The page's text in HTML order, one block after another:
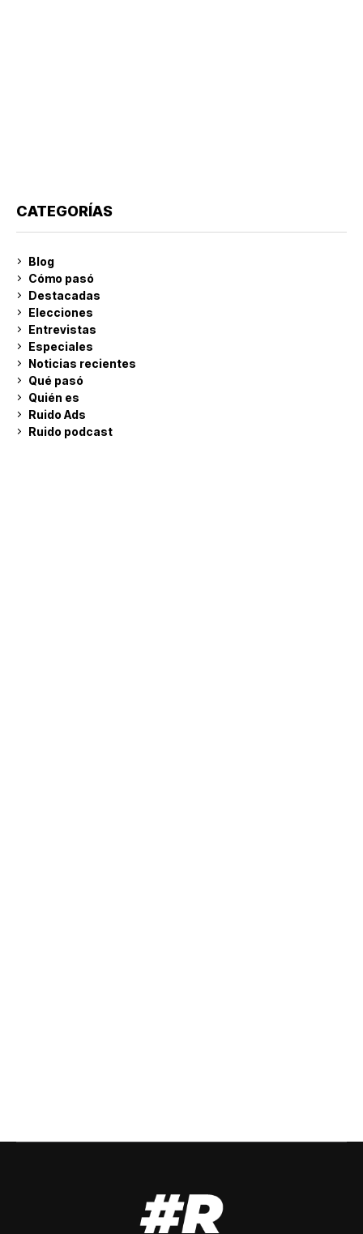
CATEGORÍAS
Blog
Cómo pasó
Destacadas
Elecciones
Entrevistas
Especiales
Noticias recientes
Qué pasó
Quién es
Ruido Ads
Ruido podcast